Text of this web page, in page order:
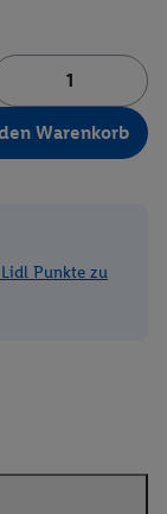
Warenkorb
Punkte zu